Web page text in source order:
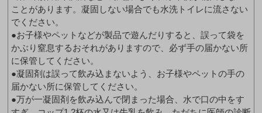
ことがあります。凝固しない場合でも水洗トイレに流さない
でください。
●お子様やペットなどが製品で遊んだりすると、誤って袋を
かぶり窒息するおそれがありますので、必ず手の届かない所
に保管してください。
●凝固剤は誤って飲み込まないよう、お子様やペットの手の
届かない所に保管してください。
●万が一凝固剤を飲み込んで閉まった場合、水で口の中をす